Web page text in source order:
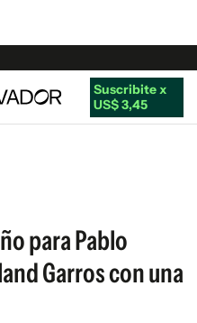
Suscribite x
US$ 3,45
para Pablo
Garros con una